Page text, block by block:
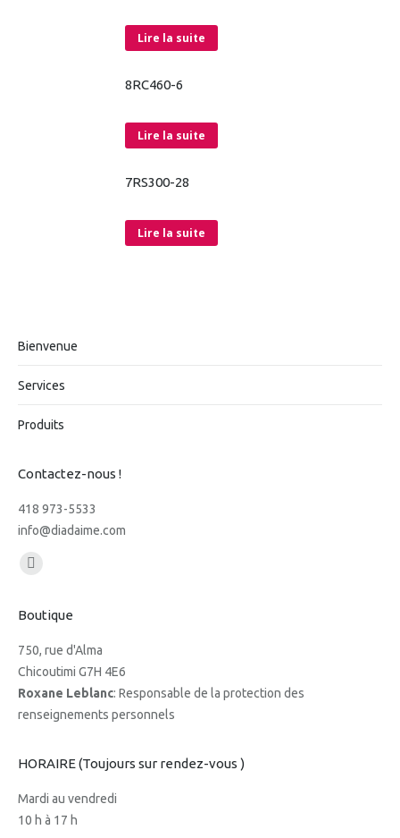
Lire la suite
8RC460-6
Lire la suite
7RS300-28
Lire la suite
Bienvenue
Services
Produits
Contactez-nous !
418 973-5533
info@diadaime.com
Trouvez nous sur :
opens
in
new
window
Boutique
750, rue d'Alma
Chicoutimi G7H 4E6
Roxane Leblanc: Responsable de la protection des
renseignements personnels
HORAIRE (Toujours sur rendez-vous )
Mardi au vendredi
10 h à 17 h